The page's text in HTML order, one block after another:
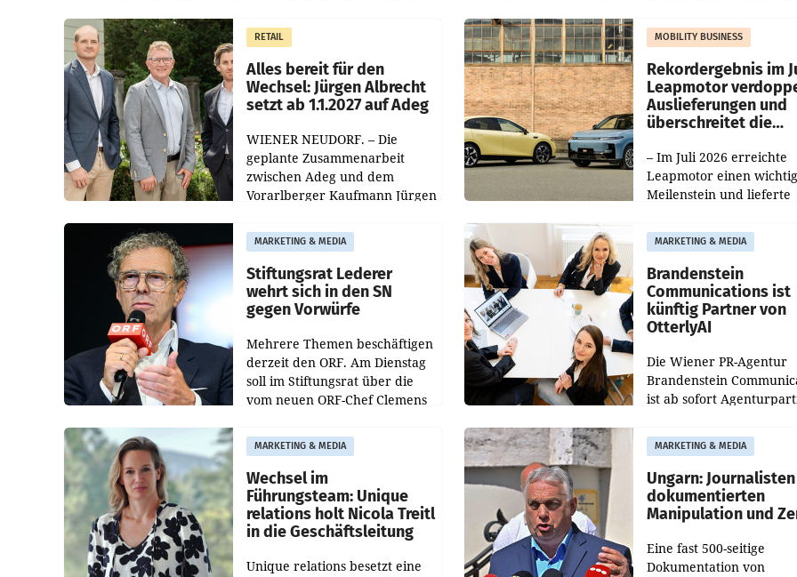
Müller die Initiative „Kreislauf-
Helden“ in allen
österreichischen Müller-Filialen
Die beiden Standorte
Haag sowie im rund
RETAIL
Alles bereit für den
Wechsel: Jürgen Albrecht
setzt ab 1.1.2027 auf Adeg
WIENER NEUDORF. – Die
geplante Zusammenarbeit
zwischen Adeg und dem
Vorarlberger Kaufmann Jürgen
freigegeben: Die
Bundeswettbewerbsbehörde
und der Bundeskartellanwalt
MOBILITY BUSINESS
Rekordergebnis im
Leapmotor
Auslieferungen und
überschreitet die
– Im Juli 2026 erreichte
Leapmotor einen
Meilenstein und lieferte
aus, womit sich das
gegenüber Juli 2025
verdoppelte (+102
MARKETING & MEDIA
Stiftungsrat Lederer
wehrt sich in den SN
gegen Vorwürfe
Mehrere Themen beschäftigen
derzeit den ORF. Am Dienstag
soll im Stiftungsrat über die
vom neuen ORF-Chef Clemens
Besetzungen für die
Direktionen abgestimmt
werden.
MARKETING & MEDIA
Brandenstein
Communications ist
künftig Partner von
OtterlyAI
Die Wiener PR-Agentur
Brandenstein
ist ab sofort
Optimierungsplattform
OtterlyAI. Damit baut die
Agentur ihr
MARKETING & MEDIA
Wechsel im
Führungsteam: Unique
relations holt Nicola Treitl
in die Geschäftsleitung
Unique relations besetzt eine
MARKETING & MEDIA
Ungarn: Journalisten
dokumentierten
Manipulation und
Eine fast 500-seitige
Dokumentation von